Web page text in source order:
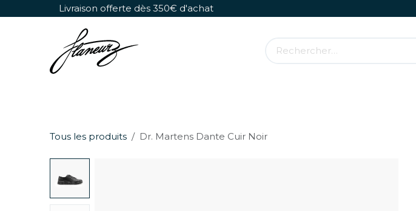
Se rendre au contenuLivraison offerte dès 350€ d'achat
Tous les produits Dr. Martens Dante Cuir Noir